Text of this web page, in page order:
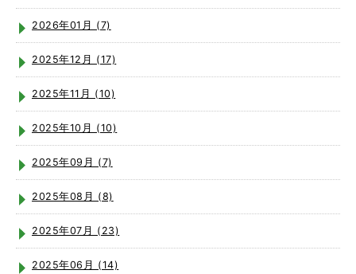
2026年01月 (7)
2025年12月 (17)
2025年11月 (10)
2025年10月 (10)
2025年09月 (7)
2025年08月 (8)
2025年07月 (23)
2025年06月 (14)